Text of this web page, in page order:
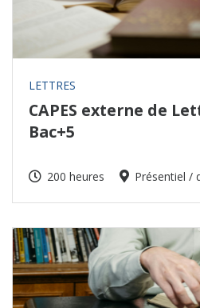
LETTRES
CAPES externe de
Bac+5
200 heures Présentiel /